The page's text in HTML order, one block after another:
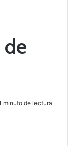
de
minuto de lectura